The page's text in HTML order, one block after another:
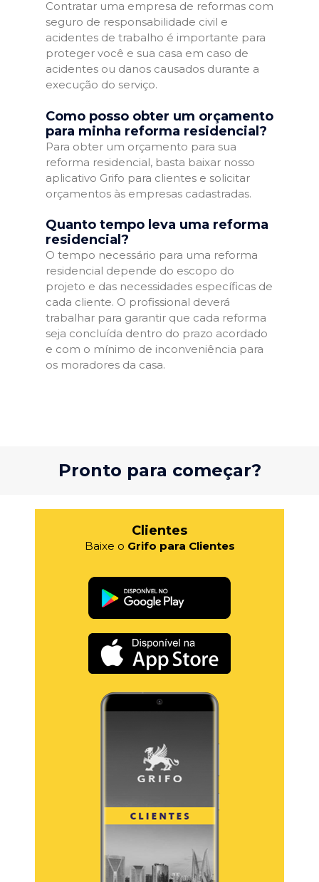
Contratar uma empresa de reformas com
seguro de responsabilidade civil e
acidentes de trabalho é importante para
proteger você e sua casa em caso de
acidentes ou danos causados durante a
execução do serviço.
Como posso obter um orçamento
para minha reforma residencial?
Para obter um orçamento para sua
reforma residencial, basta baixar nosso
aplicativo Grifo para clientes e solicitar
orçamentos às empresas cadastradas.
Quanto tempo leva uma reforma
residencial?
O tempo necessário para uma reforma
residencial depende do escopo do
projeto e das necessidades específicas de
cada cliente. O profissional deverá
trabalhar para garantir que cada reforma
seja concluída dentro do prazo acordado
e com o mínimo de inconveniência para
os moradores da casa.
Pronto para começar?
Clientes
Baixe o Grifo para Clientes